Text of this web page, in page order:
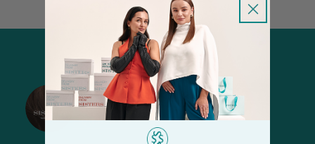
@sisters_stelmakh в Instagram
Підписатися